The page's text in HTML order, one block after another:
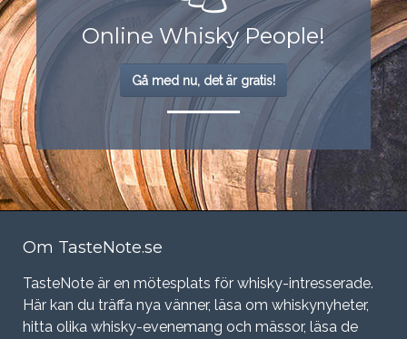
Online Whisky People!
Gå med nu, det är gratis!
Om TasteNote.se
TasteNote är en mötesplats för whisky-intresserade.
Här kan du träffa nya vänner, läsa om whiskynyheter,
hitta olika whisky-evenemang och mässor, läsa de